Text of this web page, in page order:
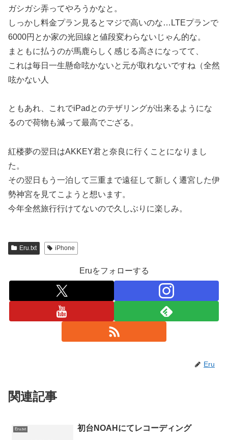
ガシガシ弄ってやろうかなと。
しっかし料金プラン見るとマジで高いのな…LTEプランで
6000円とか家の光回線と値段変わらないじゃん的な。
まともに払うのが馬鹿らしく感じる高さになってて、
これは毎日一生懸命呟かないと元が取れないですね（全然
呟かない人
ともあれ、これでiPadとのテザリングが出来るようにな
るので荷物も減って最高でござる。
紅楼夢の翌日はAKKEY君と奈良に行くことになりまし
た。
その翌日もう一泊して三重まで遠征して新しく遷宮した伊
勢神宮を見てこようと想います。
今年全然旅行行けてないので久しぶりに楽しみ。
Eru.txt iPhone
Eruをフォローする
Eru
関連記事
Eru.txt 初台NOAHにてレコーディング